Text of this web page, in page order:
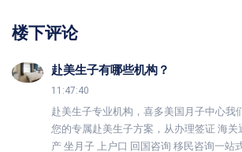
楼下评论
赴美生子有哪些机构？
11:47:40
赴美生子专业机构，喜多美国月子中心我
您的专属赴美生子方案，从办理签证 海关
产 坐月子 上户口 回国咨询 移民咨询一站